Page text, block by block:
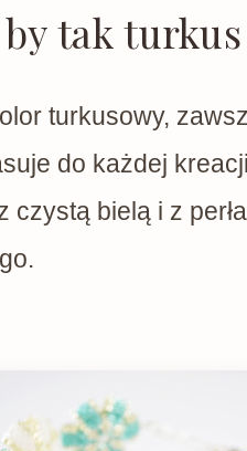
tak turkus
turkusowy,
do każdej
czystą bielą i z